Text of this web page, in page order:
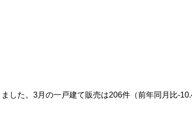
した。3月の一戸建て販売は206件（前年同月比-